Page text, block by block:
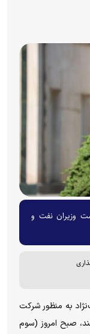
وزیران نفت و
به منظور شرکت
صبح امروز (سوم